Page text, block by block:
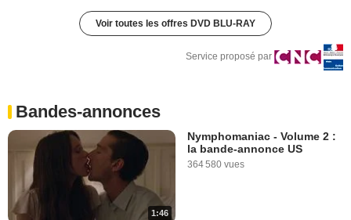
Voir toutes les offres DVD BLU-RAY
Service proposé par
Bandes-annonces
1:46
Nymphomaniac - Volume 2 :
la bande-annonce US
364 580 vues